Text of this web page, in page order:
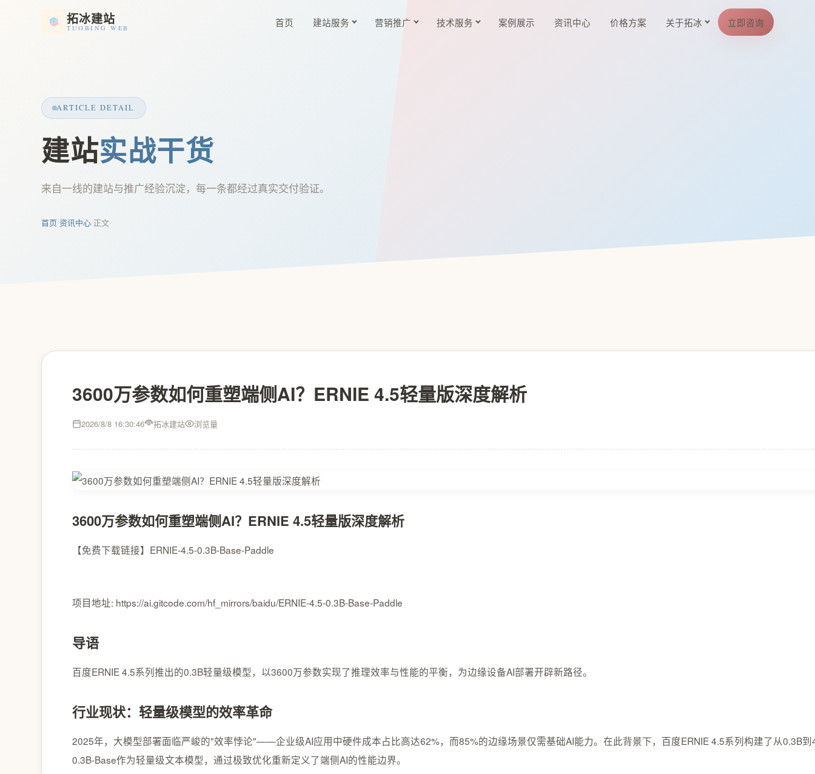
拓冰建站
TUOBING WEB 首页 建站服务 营销推广 技术服务 案例展示 资讯中心 价格方案 关于拓冰 立即咨询
ARTICLE DETAIL
建站实战干货
来自一线的建站与推广经验沉淀，每一条都经过真实交付验证。
首页/资讯中心/正文
3600万参数如何重塑端侧AI？ERNIE 4.5轻量版深度解析
2026/8/8 16:30:46 拓冰建站 浏览量
3600万参数如何重塑端侧AI？ERNIE 4.5轻量版深度解析
【免费下载链接】ERNIE-4.5-0.3B-Base-Paddle
项目地址: https://ai.gitcode.com/hf_mirrors/baidu/ERNIE-4.5-0.3B-Base-Paddle
导语
百度ERNIE 4.5系列推出的0.3B轻量级模型，以3600万参数实现了推理效率与性能的平衡，为边缘设备AI部署开辟新路径。
行业现状：轻量级模型的效率革命
2025年，大模型部署面临严峻的"效率悖论"——企业级AI应用中硬件成本占比高达62%，而85%的边缘场景仅需基础AI能力。在此背景下，百度ERNIE 4.5系列构建了从0.3B
0.3B-Base作为轻量级文本模型，通过极致优化重新定义了端侧AI的性能边界。